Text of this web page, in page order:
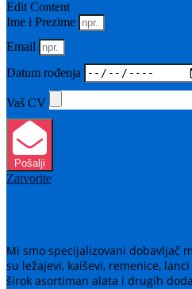
Edit Content
Ime i Prezime
Email
Datum rođenja
Vaš CV
Pošalji
Zatvorite
Mi smo specijalizovani dobavljač
su ležajevi, kaiševi, remenice,
širok asortiman alata i drugih